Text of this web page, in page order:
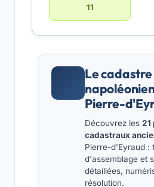
11
Le cadastre
Pierre-
Découvrez les 21
cadastraux
Pierre-d'Eyraud :
d'assemblage et
détaillées,
résolution.